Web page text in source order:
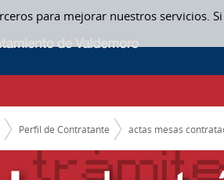
para mejorar nuestros servicios.
CONTRATACION
Perfil de Contratante actas mesas